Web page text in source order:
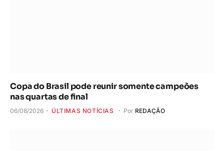
Copa do Brasil pode reunir somente campeões
nas quartas de final
06/08/2026 ÚLTIMAS NOTÍCIAS Por REDAÇÃO